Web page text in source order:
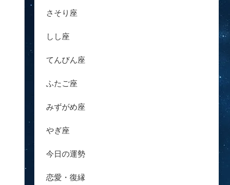
さそり座
しし座
てんびん座
ふたご座
みずがめ座
やぎ座
今日の運勢
恋愛・復縁